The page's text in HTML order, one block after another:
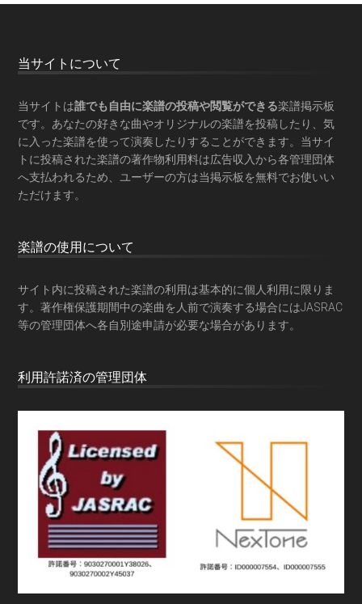
Footer
当サイトについて
当サイトは誰でも自由に楽譜の投稿や閲覧ができる楽譜掲示板
です。あなたの好きな曲やオリジナルの楽譜を投稿したり、気
に入った楽譜を使って演奏したりすることができます。当サイ
トに投稿された楽譜の著作物利用料は広告収入から各管理団体
へ支払われるため、ユーザーの方は当掲示板を無料でお使いい
ただけます。
楽譜の使用について
サイト内に投稿された楽譜の利用は基本的に個人利用に限りま
す。著作権保護期間中の楽曲を人前で演奏する場合にはJASRAC
等の管理団体へ各自別途申請が必要な場合があります。
利用許諾済の管理団体